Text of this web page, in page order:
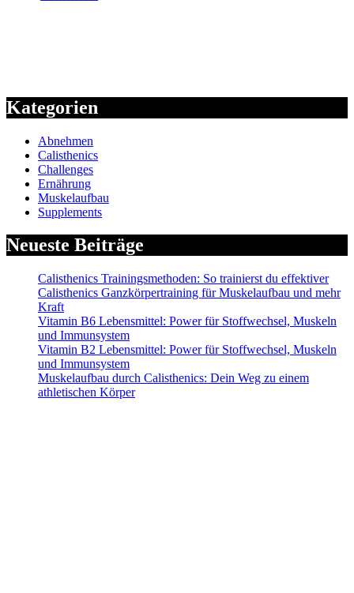
Kategorien
Abnehmen
Calisthenics
Challenges
Ernährung
Muskelaufbau
Supplements
Neueste Beiträge
Calisthenics Trainingsmethoden: So trainierst du effektiver
Calisthenics Ganzkörpertraining für Muskelaufbau und mehr
Kraft
Vitamin B6 Lebensmittel: Power für Stoffwechsel, Muskeln
und Immunsystem
Vitamin B2 Lebensmittel: Power für Stoffwechsel, Muskeln
und Immunsystem
Muskelaufbau durch Calisthenics: Dein Weg zu einem
athletischen Körper